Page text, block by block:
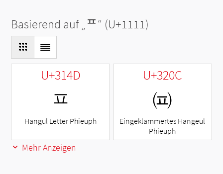
Basierend auf „ᄑ“ (U+1111)
U+314D
ㅍ
Hangul Letter Phieuph
U+320C
㈌
Eingeklammertes Hangeul
Phieuph
Mehr Anzeigen